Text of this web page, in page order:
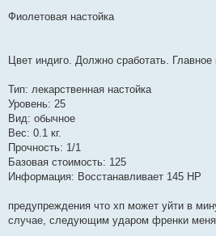
Фиолетовая настойка
Цвет индиго. Должно сработать.
Тип: лекарственная настойка
Уровень: 25
Вид: обычное
Вес: 0.1 кг.
Прочность: 1/1
Базовая стоимость: 125
Информация: Восстанавливает 145 HP
предупреждения что хп может уйти в
случае, следующим ударом френки